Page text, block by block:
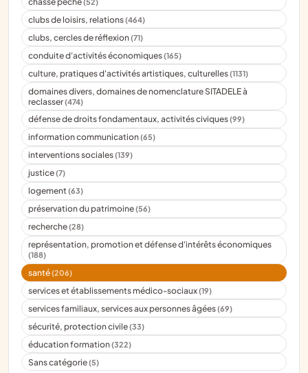
clubs de loisirs, relations(464)
clubs, cercles de réflexion(71)
conduite d'activités économiques(165)
culture, pratiques d'activités artistiques, culturelles(1131)
domaines divers, domaines de nomenclature SITADELE à
reclasser(474)
défense de droits fondamentaux, activités civiques(99)
information communication(65)
interventions sociales(139)
justice(7)
logement(63)
préservation du patrimoine(56)
recherche(28)
représentation, promotion et défense d'intérêts économiques
(188)
santé(206)
services et établissements médico-sociaux(19)
services familiaux, services aux personnes âgées(69)
sécurité, protection civile(33)
éducation formation(322)
Sans catégorie(5)